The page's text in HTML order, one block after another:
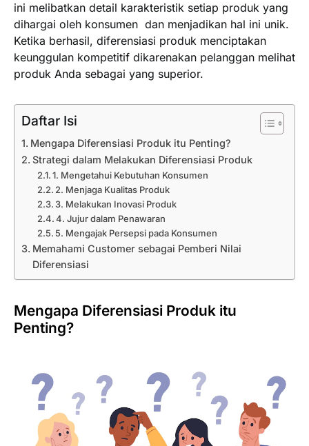
ini melibatkan detail karakteristik setiap produk yang
dihargai oleh konsumen dan menjadikan hal ini unik.
Ketika berhasil, diferensiasi produk menciptakan
keunggulan kompetitif dikarenakan pelanggan melihat
produk Anda sebagai yang superior.
Daftar Isi
Mengapa Diferensiasi Produk itu Penting?
Strategi dalam Melakukan Diferensiasi Produk
1. Mengetahui Kebutuhan Konsumen
2. Menjaga Kualitas Produk
3. Melakukan Inovasi Produk
4. Jujur dalam Penawaran
5. Mengajak Persepsi pada Konsumen
Memahami Customer sebagai Pemberi Nilai
Diferensiasi
Mengapa Diferensiasi Produk itu
Penting?